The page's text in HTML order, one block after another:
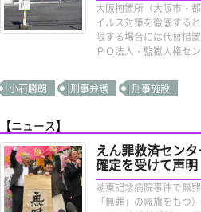
大阪拘置所（大阪市・
イルス対策を徹底する
限する場合には代替措
ＰＯ法人・監獄人権セ
小石勝朗 刑事弁護 刑事施設
【ニュース】
えん罪救済セン
確定を受けて声明
湖東記念病院事件で無
「無罪」の幟旗をもつ